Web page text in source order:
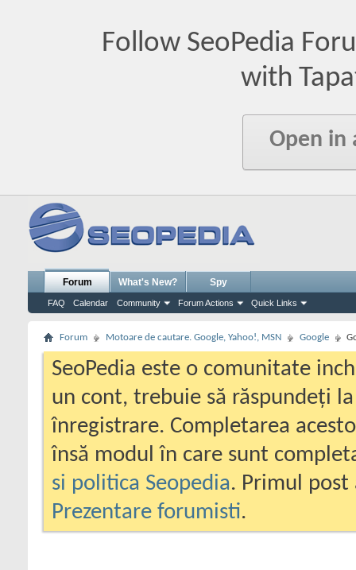
Follow SeoPedia
with
Open in
Forum
FAQ Calendar Community Forum Actions Quick Links
What's New? Spy
Forum Motoare de cautare. Google, Yahoo!, MSN Google
SeoPedia este o comunitate
un cont, trebuie să răspundeți
înregistrare. Completarea
însă modul în care sunt
si politica Seopedia. Primul
Prezentare forumisti.